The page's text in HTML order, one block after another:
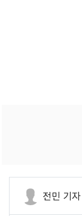
전민 기자